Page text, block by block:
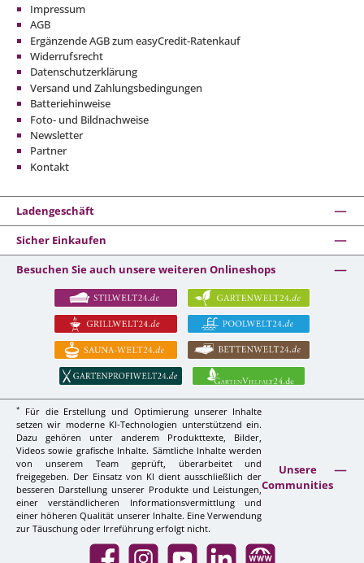
Impressum
AGB
Ergänzende AGB zum easyCredit-Ratenkauf
Widerrufsrecht
Datenschutzerklärung
Versand und Zahlungsbedingungen
Batteriehinweise
Foto- und Bildnachweise
Newsletter
Partner
Kontakt
Ladengeschäft
Sicher Einkaufen
Besuchen Sie auch unsere weiteren Onlineshops
*
Für die Erstellung und Optimierung unserer Inhalte
setzen wir moderne KI-Technologien unterstützend ein.
Dazu gehören unter anderem Produkttexte, Bilder,
Videos sowie grafische Inhalte. Sämtliche Inhalte werden
von unserem Team geprüft, überarbeitet und
freigegeben. Der Einsatz von KI dient ausschließlich der
besseren Darstellung unserer Produkte und Leistungen,
einer verständlicheren Informationsvermittlung und
einer höheren Qualität unserer Inhalte. Eine Verwendung
zur Täuschung oder Irreführung erfolgt nicht.
Unsere
Communities